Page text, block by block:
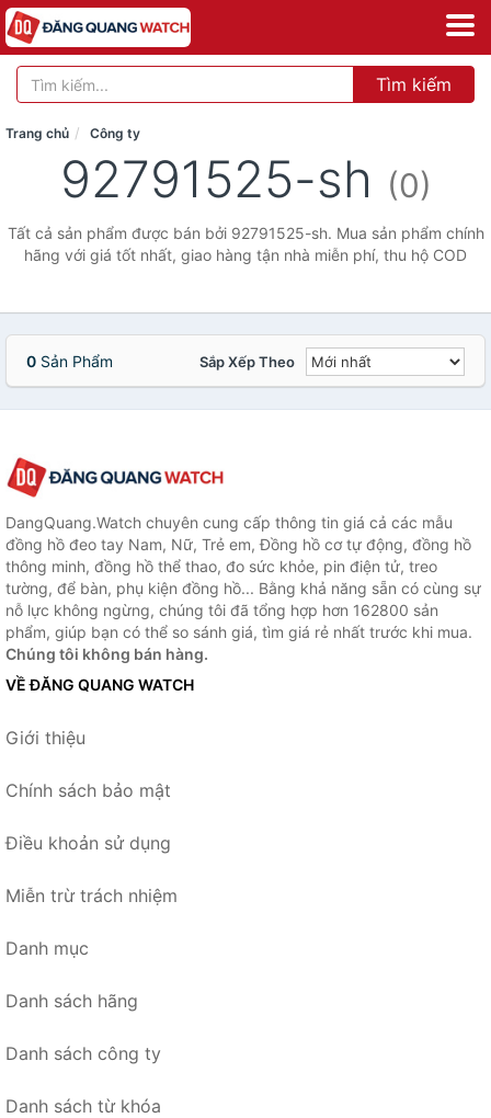
Tìm kiếm
Trang chủ Công ty
92791525-sh (0)
Tất cả sản phẩm được bán bởi 92791525-sh. Mua sản phẩm chính
hãng với giá tốt nhất, giao hàng tận nhà miễn phí, thu hộ COD
0 Sản Phẩm Sắp Xếp Theo
DangQuang.Watch chuyên cung cấp thông tin giá cả các mẫu
đồng hồ đeo tay Nam, Nữ, Trẻ em, Đồng hồ cơ tự động, đồng hồ
thông minh, đồng hồ thể thao, đo sức khỏe, pin điện tử, treo
tường, để bàn, phụ kiện đồng hồ... Bằng khả năng sẵn có cùng sự
nỗ lực không ngừng, chúng tôi đã tổng hợp hơn 162800 sản
phẩm, giúp bạn có thể so sánh giá, tìm giá rẻ nhất trước khi mua.
Chúng tôi không bán hàng.
VỀ ĐĂNG QUANG WATCH
Giới thiệu
Chính sách bảo mật
Điều khoản sử dụng
Miễn trừ trách nhiệm
Danh mục
Danh sách hãng
Danh sách công ty
Danh sách từ khóa